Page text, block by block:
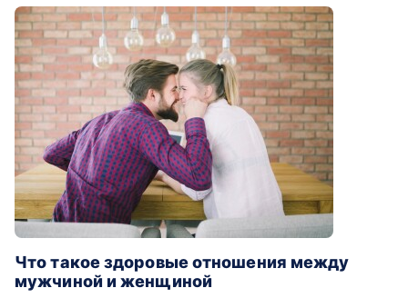
Что такое здоровые отношения между
мужчиной и женщиной